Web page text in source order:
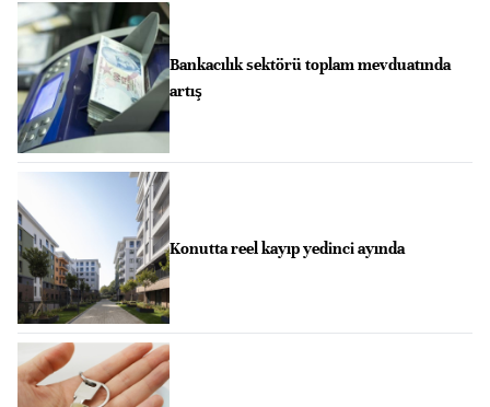
Bankacılık sektörü toplam mevduatında
artış
Konutta reel kayıp yedinci ayında